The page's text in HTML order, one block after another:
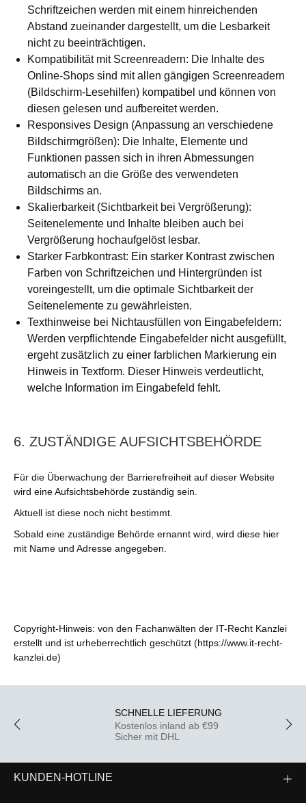
Schriftzeichen werden mit einem hinreichenden
Abstand zueinander dargestellt, um die Lesbarkeit
nicht zu beeinträchtigen.
Kompatibilität mit Screenreadern: Die Inhalte des
Online-Shops sind mit allen gängigen Screenreadern
(Bildschirm-Lesehilfen) kompatibel und können von
diesen gelesen und aufbereitet werden.
Responsives Design (Anpassung an verschiedene
Bildschirmgrößen): Die Inhalte, Elemente und
Funktionen passen sich in ihren Abmessungen
automatisch an die Größe des verwendeten
Bildschirms an.
Skalierbarkeit (Sichtbarkeit bei Vergrößerung):
Seitenelemente und Inhalte bleiben auch bei
Vergrößerung hochaufgelöst lesbar.
Starker Farbkontrast: Ein starker Kontrast zwischen
Farben von Schriftzeichen und Hintergründen ist
voreingestellt, um die optimale Sichtbarkeit der
Seitenelemente zu gewährleisten.
Texthinweise bei Nichtausfüllen von Eingabefeldern:
Werden verpflichtende Eingabefelder nicht ausgefüllt,
ergeht zusätzlich zu einer farblichen Markierung ein
Hinweis in Textform. Dieser Hinweis verdeutlicht,
welche Information im Eingabefeld fehlt.
6. ZUSTÄNDIGE AUFSICHTSBEHÖRDE
Für die Überwachung der Barrierefreiheit auf dieser Website
wird eine Aufsichtsbehörde zuständig sein.
Aktuell ist diese noch nicht bestimmt.
Sobald eine zuständige Behörde ernannt wird, wird diese hier
mit Name und Adresse angegeben.
Copyright-Hinweis: von den Fachanwälten der IT-Recht Kanzlei
erstellt und ist urheberrechtlich geschützt (https://www.it-recht-
kanzlei.de)
SCHNELLE LIEFERUNG
Kostenlos inland ab €99
Sicher mit DHL
KUNDEN-HOTLINE